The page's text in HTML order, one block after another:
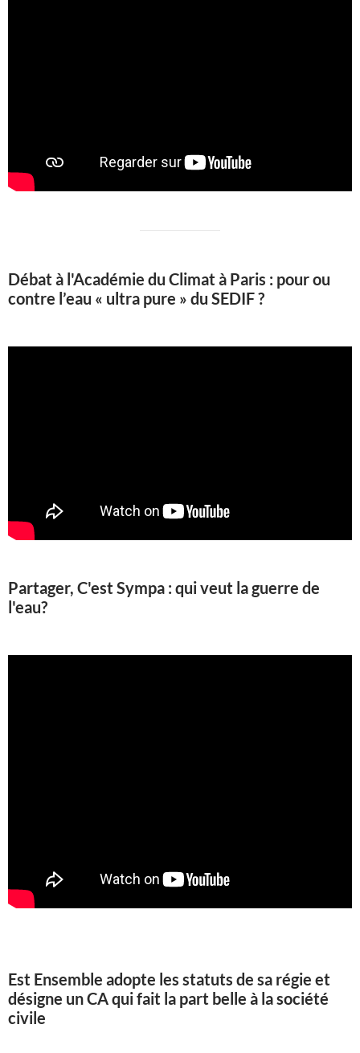
Débat à l'Académie du Climat à Paris : pour ou
contre l’eau « ultra pure » du SEDIF ?
Partager, C'est Sympa : qui veut la guerre de
l'eau?
Est Ensemble adopte les statuts de sa régie et
désigne un CA qui fait la part belle à la société
civile